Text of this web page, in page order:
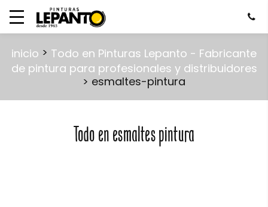
inicio > Todo en Pinturas Lepanto - Fabricante
de pintura para profesionales y distribuidores
> esmaltes-pintura
Todo en esmaltes pintura